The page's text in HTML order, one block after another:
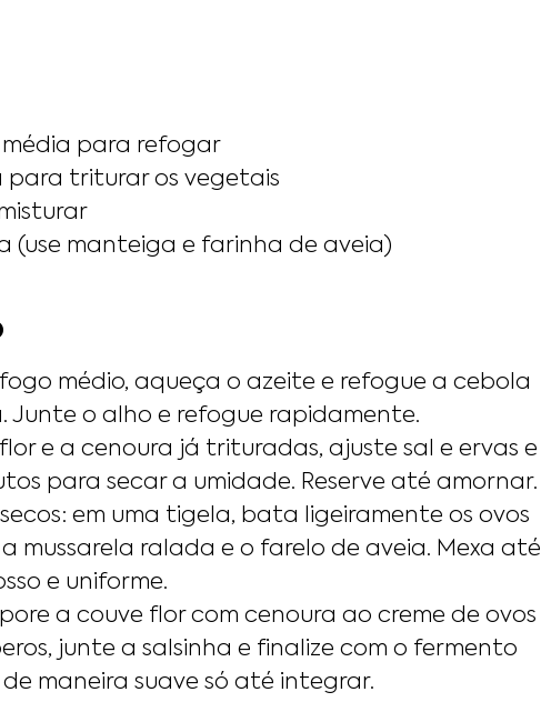
para refogar
para triturar os vegetais
(use manteiga e farinha de aveia)
médio, aqueça o azeite e refogue a cebola
Junte o alho e refogue rapidamente.
e a cenoura já trituradas, ajuste sal e ervas e
para secar a umidade. Reserve até amornar.
em uma tigela, bata ligeiramente os ovos
mussarela ralada e o farelo de aveia. Mexa até
e uniforme.
a couve flor com cenoura ao creme de ovos
junte a salsinha e finalize com o fermento
maneira suave só até integrar.